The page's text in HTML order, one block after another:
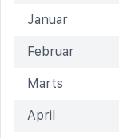
Januar
Februar
Marts
April